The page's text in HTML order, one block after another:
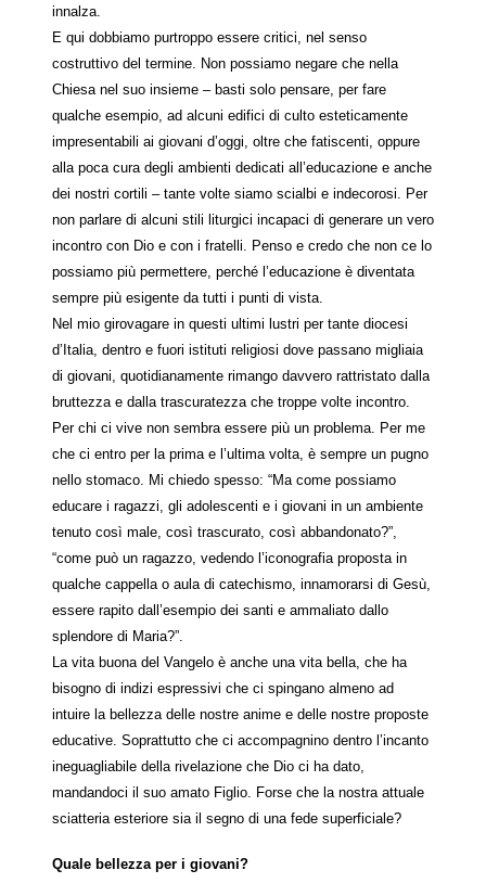
innalza.
E qui dobbiamo purtroppo essere critici, nel senso
costruttivo del termine. Non possiamo negare che nella
Chiesa nel suo insieme – basti solo pensare, per fare
qualche esempio, ad alcuni edifici di culto esteticamente
impresentabili ai giovani d’oggi, oltre che fatiscenti, oppure
alla poca cura degli ambienti dedicati all’educazione e anche
dei nostri cortili – tante volte siamo scialbi e indecorosi. Per
non parlare di alcuni stili liturgici incapaci di generare un vero
incontro con Dio e con i fratelli. Penso e credo che non ce lo
possiamo più permettere, perché l’educazione è diventata
sempre più esigente da tutti i punti di vista.
Nel mio girovagare in questi ultimi lustri per tante diocesi
d’Italia, dentro e fuori istituti religiosi dove passano migliaia
di giovani, quotidianamente rimango davvero rattristato dalla
bruttezza e dalla trascuratezza che troppe volte incontro.
Per chi ci vive non sembra essere più un problema. Per me
che ci entro per la prima e l’ultima volta, è sempre un pugno
nello stomaco. Mi chiedo spesso: “Ma come possiamo
educare i ragazzi, gli adolescenti e i giovani in un ambiente
tenuto così male, così trascurato, così abbandonato?”,
“come può un ragazzo, vedendo l’iconografia proposta in
qualche cappella o aula di catechismo, innamorarsi di Gesù,
essere rapito dall’esempio dei santi e ammaliato dallo
splendore di Maria?”.
La vita buona del Vangelo è anche una vita bella, che ha
bisogno di indizi espressivi che ci spingano almeno ad
intuire la bellezza delle nostre anime e delle nostre proposte
educative. Soprattutto che ci accompagnino dentro l’incanto
ineguagliabile della rivelazione che Dio ci ha dato,
mandandoci il suo amato Figlio. Forse che la nostra attuale
sciatteria esteriore sia il segno di una fede superficiale?
Quale bellezza per i giovani?